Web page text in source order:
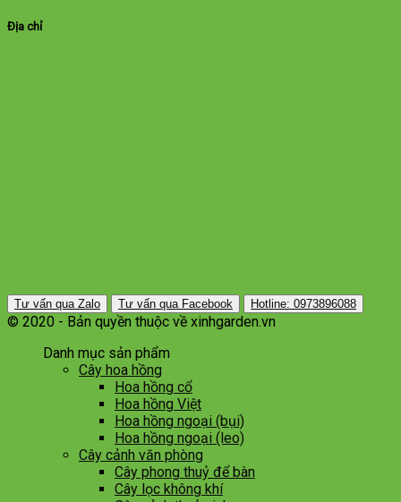
Địa chỉ
Tư vấn qua Zalo Tư vấn qua Facebook Hotline: 0973896088
© 2020 - Bản quyền thuộc về xinhgarden.vn
Danh mục sản phẩm
Cây hoa hồng
Hoa hồng cổ
Hoa hồng Việt
Hoa hồng ngoại (bụi)
Hoa hồng ngoại (leo)
Cây cảnh văn phòng
Cây phong thuỷ để bàn
Cây lọc không khí